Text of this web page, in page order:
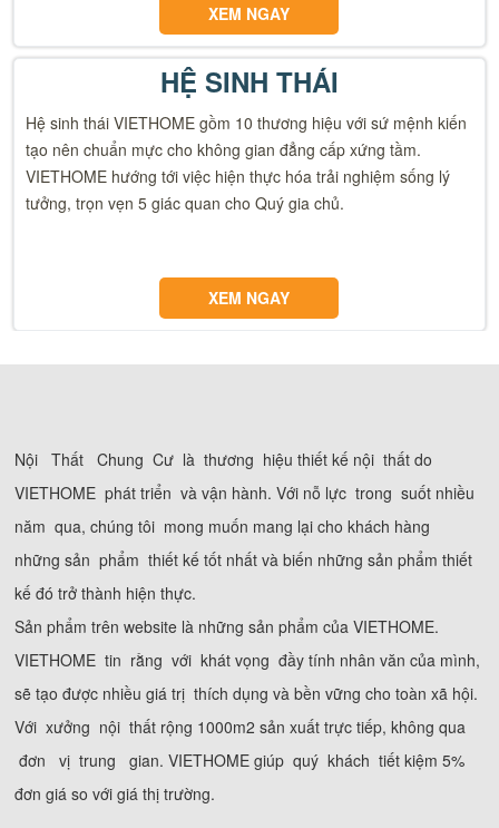
XEM NGAY
HỆ SINH THÁI
Hệ sinh thái VIETHOME gồm 10 thương hiệu với sứ mệnh kiến
tạo nên chuẩn mực cho không gian đẳng cấp xứng tầm.
VIETHOME hướng tới việc hiện thực hóa trải nghiệm sống lý
tưởng, trọn vẹn 5 giác quan cho Quý gia chủ.
XEM NGAY
Nội Thất Chung Cư là thương hiệu thiết kế nội thất do
VIETHOME phát triển và vận hành. Với nỗ lực trong suốt nhiều
năm qua, chúng tôi mong muốn mang lại cho khách hàng
những sản phẩm thiết kế tốt nhất và biến những sản phẩm thiết
kế đó trở thành hiện thực.
Sản phẩm trên website là những sản phẩm của VIETHOME.
VIETHOME tin rằng với khát vọng đầy tính nhân văn của mình,
sẽ tạo được nhiều giá trị thích dụng và bền vững cho toàn xã hội.
Với xưởng nội thất rộng 1000m2 sản xuất trực tiếp, không qua
đơn vị trung gian. VIETHOME giúp quý khách tiết kiệm 5%
đơn giá so với giá thị trường.